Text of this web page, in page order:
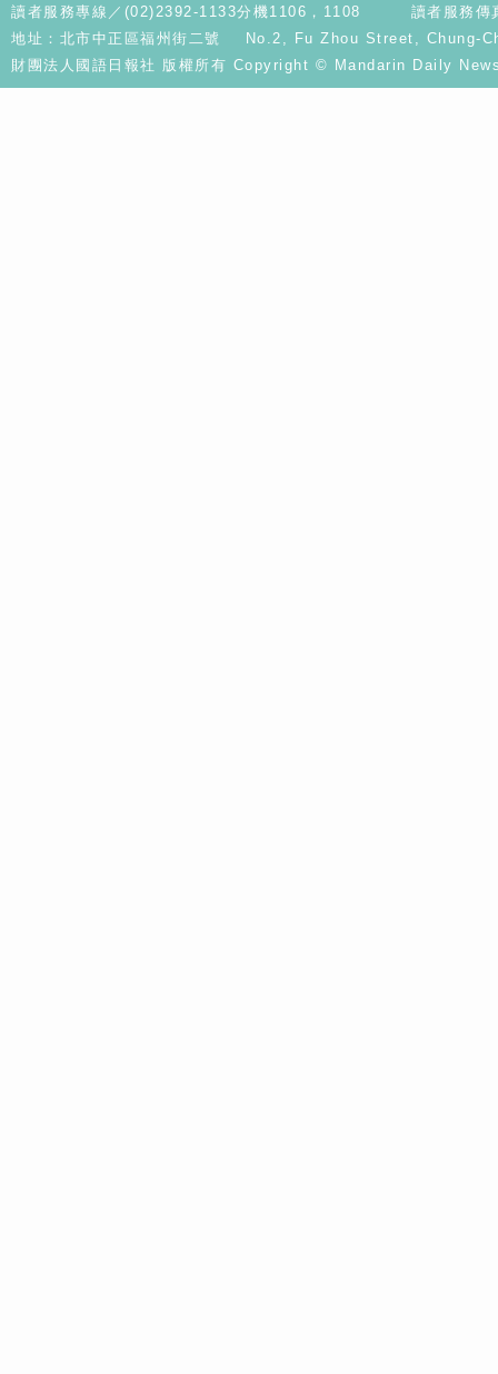
讀者服務專線／(02)2392-1133分機1106，1108
讀者服務
地址：北市中正區福州街二號 No.2, Fu Zhou Street, Chung-
財團法人國語日報社 版權所有 Copyright © Mandarin Daily